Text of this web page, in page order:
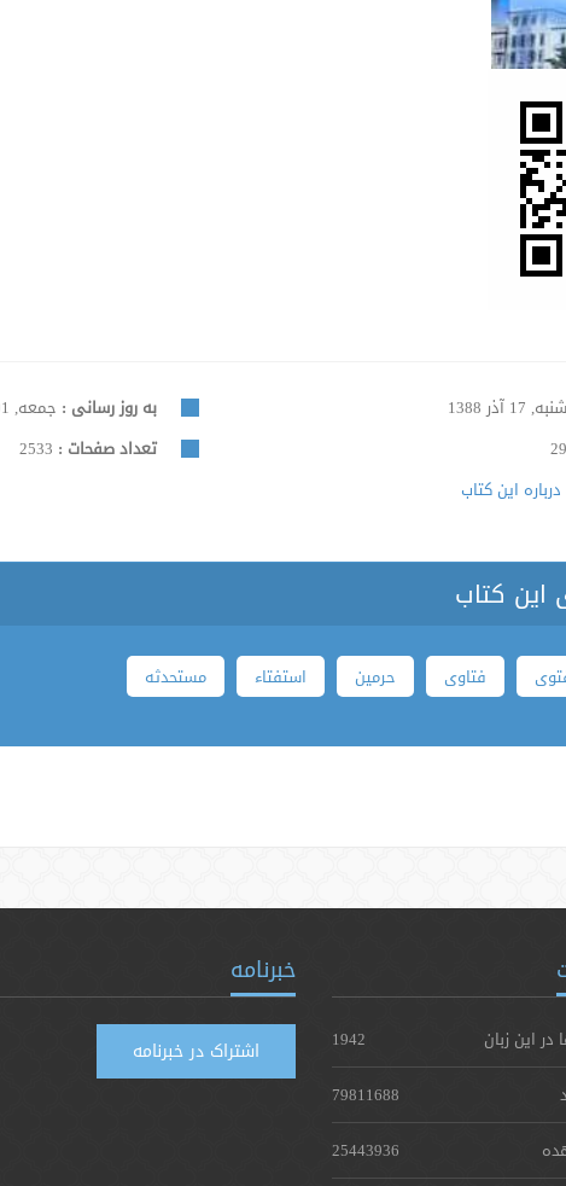
آذر 1388 به روز رسانی : جمعه, 01 دی 1396
تعداد صفحات :
این کتاب
این کتاب
فتاوی حرمین استفتاء مستحدثه
در این زبان
1942
79811688
25443936
خبرنامه
اشتراک در خبرنامه